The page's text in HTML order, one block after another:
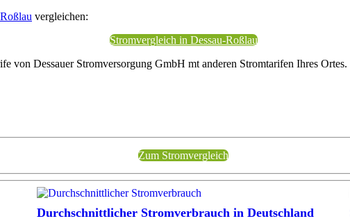
vergleichen:
Stromvergleich in Dessau-Roßlau
von Dessauer Stromversorgung GmbH mt anderen Stromtarifen Ihres Ortes.
Zum Stromvergleich
Durchschnittlicher Stromverbrauch in Deutschland